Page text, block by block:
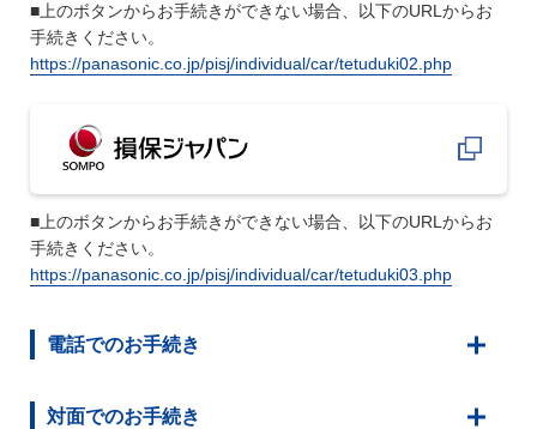
■上のボタンからお手続きができない場合、以下のURLからお
手続きください。
https://panasonic.co.jp/pisj/individual/car/tetuduki02.php
■上のボタンからお手続きができない場合、以下のURLからお
手続きください。
https://panasonic.co.jp/pisj/individual/car/tetuduki03.php
電話でのお手続き
対面でのお手続き